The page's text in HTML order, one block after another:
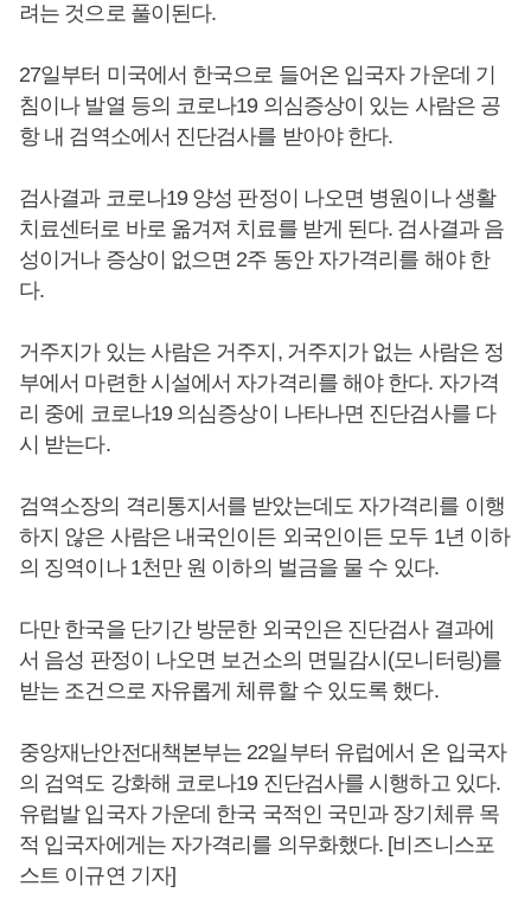
려는 것으로 풀이된다.
27일부터 미국에서 한국으로 들어온 입국자 가운데 기
침이나 발열 등의 코로나19 의심증상이 있는 사람은 공
항 내 검역소에서 진단검사를 받아야 한다.
검사결과 코로나19 양성 판정이 나오면 병원이나 생활
치료센터로 바로 옮겨져 치료를 받게 된다. 검사결과 음
성이거나 증상이 없으면 2주 동안 자가격리를 해야 한
다.
거주지가 있는 사람은 거주지, 거주지가 없는 사람은 정
부에서 마련한 시설에서 자가격리를 해야 한다. 자가격
리 중에 코로나19 의심증상이 나타나면 진단검사를 다
시 받는다.
검역소장의 격리통지서를 받았는데도 자가격리를 이행
하지 않은 사람은 내국인이든 외국인이든 모두 1년 이하
의 징역이나 1천만 원 이하의 벌금을 물 수 있다.
다만 한국을 단기간 방문한 외국인은 진단검사 결과에
서 음성 판정이 나오면 보건소의 면밀감시(모니터링)를
받는 조건으로 자유롭게 체류할 수 있도록 했다.
중앙재난안전대책본부는 22일부터 유럽에서 온 입국자
의 검역도 강화해 코로나19 진단검사를 시행하고 있다.
유럽발 입국자 가운데 한국 국적인 국민과 장기체류 목
적 입국자에게는 자가격리를 의무화했다. [비즈니스포
스트 이규연 기자]